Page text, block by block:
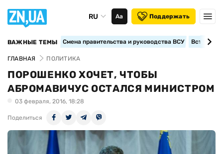
RU Аа Поддержать
ВАЖНЫЕ ТЕМЫ Смена правительства и руководства ВСУ
ГЛАВНАЯ ПОЛИТИКА
ПОРОШЕНКО ХОЧЕТ, ЧТОБЫ
АБРОМАВИЧУС ОСТАЛСЯ МИНИСТРОМ
03 февраля, 2016, 18:28
Поделиться